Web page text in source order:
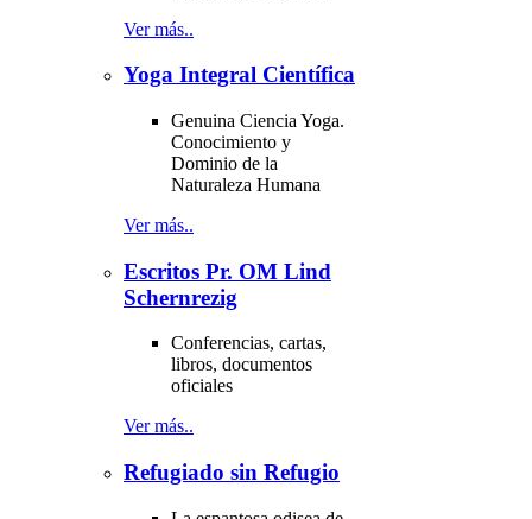
Ver más..
Yoga Integral Científica
Genuina Ciencia Yoga.
Conocimiento y
Dominio de la
Naturaleza Humana
Ver más..
Escritos Pr. OM Lind
Schernrezig
Conferencias, cartas,
libros, documentos
oficiales
Ver más..
Refugiado sin Refugio